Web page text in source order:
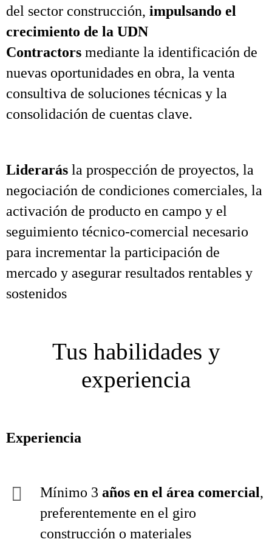
del sector construcción, impulsando el
crecimiento de la UDN
Contractors mediante la identificación de
nuevas oportunidades en obra, la venta
consultiva de soluciones técnicas y la
consolidación de cuentas clave.
Liderarás la prospección de proyectos, la
negociación de condiciones comerciales, la
activación de producto en campo y el
seguimiento técnico‑comercial necesario
para incrementar la participación de
mercado y asegurar resultados rentables y
sostenidos
Tus habilidades y
experiencia
Experiencia
Mínimo 3 años en el área comercial,
preferentemente en el giro
construcción o materiales